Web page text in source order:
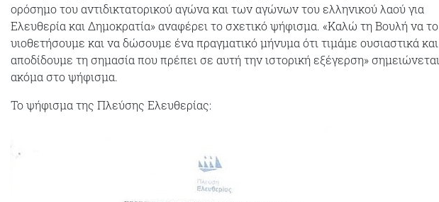
ορόσημο του αντιδικτατορικού αγώνα και των αγώνων του ελληνικού λαού για
Ελευθερία και Δημοκρατία» αναφέρει το σχετικό ψήφισμα. «Καλώ τη Βουλή να το
υιοθετήσουμε και να δώσουμε ένα πραγματικό μήνυμα ότι τιμάμε ουσιαστικά και
αποδίδουμε τη σημασία που πρέπει σε αυτή την ιστορική εξέγερση» σημειώνεται
ακόμα στο ψήφισμα.
Το ψήφισμα της Πλεύσης Ελευθερίας: